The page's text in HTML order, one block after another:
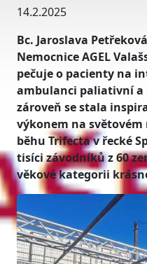
14.2.2025
Bc. Jaroslava
Nemocnice AGEL
pečuje o pacienty na
ambulanci paliativní a
zároveň se stala
výkonem na
běhu Trifecta v řecké
tisíci závodníků z 60
věkové kategorii